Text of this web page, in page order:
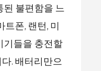
불편함을 느
폰, 랜턴, 미
기들을 충전할
. 배터리만으